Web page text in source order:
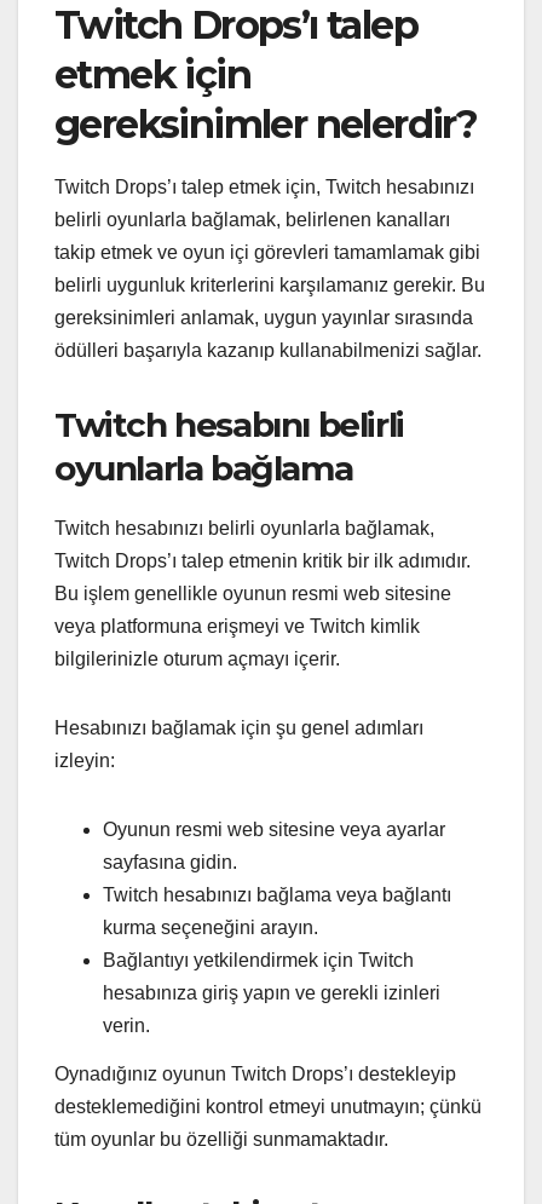
Twitch Drops’ı talep
etmek için
gereksinimler nelerdir?
Twitch Drops’ı talep etmek için, Twitch hesabınızı
belirli oyunlarla bağlamak, belirlenen kanalları
takip etmek ve oyun içi görevleri tamamlamak gibi
belirli uygunluk kriterlerini karşılamanız gerekir. Bu
gereksinimleri anlamak, uygun yayınlar sırasında
ödülleri başarıyla kazanıp kullanabilmenizi sağlar.
Twitch hesabını belirli
oyunlarla bağlama
Twitch hesabınızı belirli oyunlarla bağlamak,
Twitch Drops’ı talep etmenin kritik bir ilk adımıdır.
Bu işlem genellikle oyunun resmi web sitesine
veya platformuna erişmeyi ve Twitch kimlik
bilgilerinizle oturum açmayı içerir.
Hesabınızı bağlamak için şu genel adımları
izleyin:
Oyunun resmi web sitesine veya ayarlar
sayfasına gidin.
Twitch hesabınızı bağlama veya bağlantı
kurma seçeneğini arayın.
Bağlantıyı yetkilendirmek için Twitch
hesabınıza giriş yapın ve gerekli izinleri
verin.
Oynadığınız oyunun Twitch Drops’ı destekleyip
desteklemediğini kontrol etmeyi unutmayın; çünkü
tüm oyunlar bu özelliği sunmamaktadır.